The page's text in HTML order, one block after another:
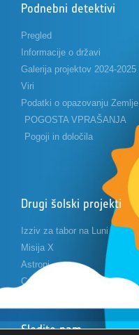
Podnebni detektivi
Pregled
Informacije o državi
Galerija projektov 2024-2025
Viri
Podatki o opazovanju Zemlje
POGOSTA VPRAŠANJA
Pogoji in določila
Drugi šolski projekti
Izziv za tabor na Luni
Misija X
Astropi
Cansat
Sledite nam